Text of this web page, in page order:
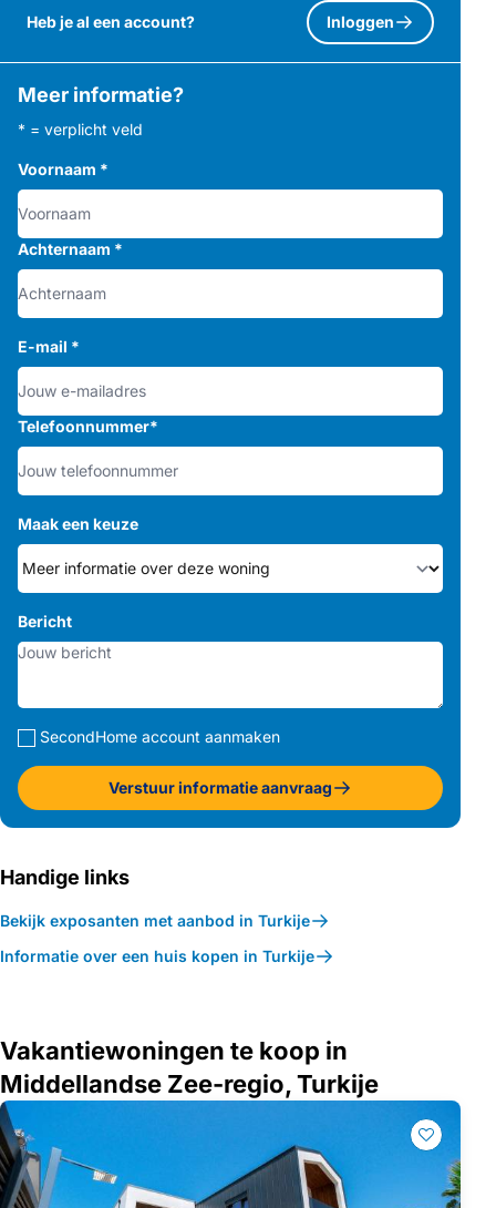
Heb je al een account? Inloggen
Meer informatie?
* = verplicht veld
Voornaam *
Achternaam *
E-mail *
Telefoonnummer*
Maak een keuze
Bericht
SecondHome account aanmaken
Verstuur informatie aanvraag
Handige links
Bekijk exposanten met aanbod in Turkije
Informatie over een huis kopen in Turkije
Vakantiewoningen te koop in
Middellandse Zee-regio, Turkije